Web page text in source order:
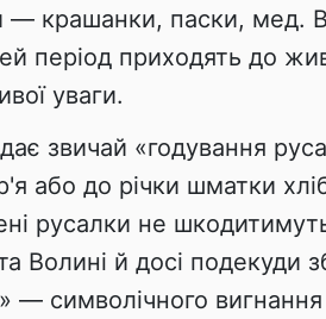
— крашанки, паски, мед.
період приходять до
уваги.
звичай «годування
або до річки шматки
русалки не
Волині й досі подекуди
— символічного